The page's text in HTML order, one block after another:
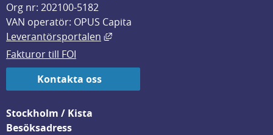
Org nr: 202100-5182
VAN operatör: OPUS Capita
Leverantörsportalen
Länk till annan webbplats, öppnas
Fakturor till FOI
Kontakta oss
Stockholm / Kista
Besöksadress